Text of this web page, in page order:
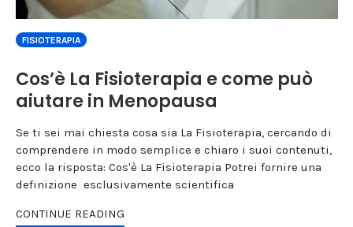
FISIOTERAPIA
Cos’è La Fisioterapia e come può
aiutare in Menopausa
Se ti sei mai chiesta cosa sia La Fisioterapia, cercando di
comprendere in modo semplice e chiaro i suoi contenuti,
ecco la risposta: Cos'è La Fisioterapia Potrei fornire una
definizione esclusivamente scientifica
CONTINUE READING